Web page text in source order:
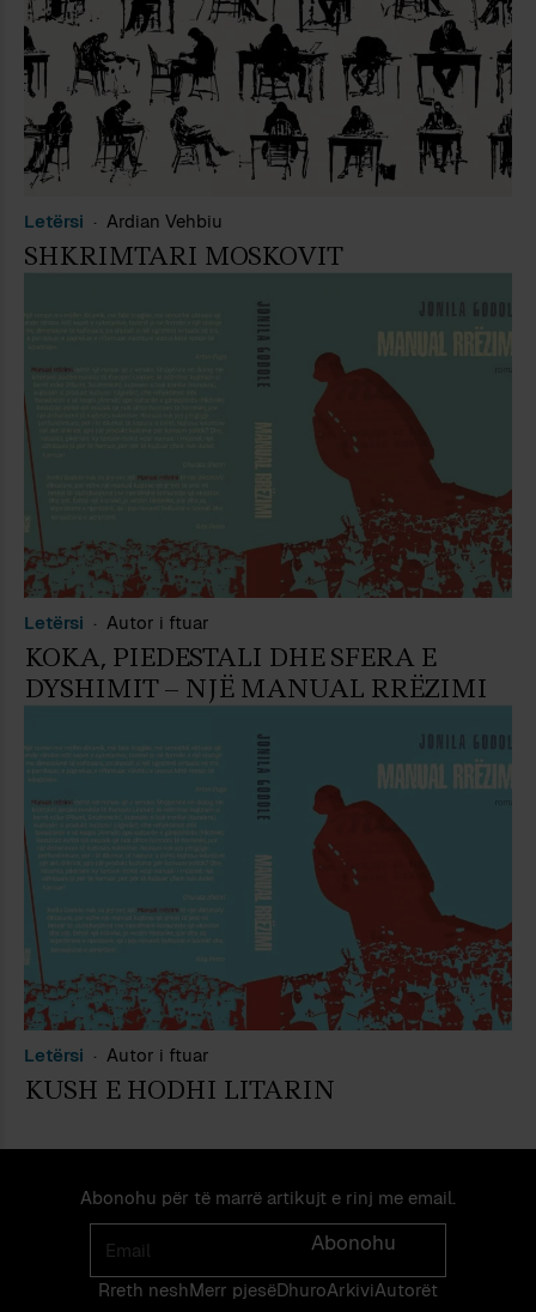
Letërsi Ardian Vehbiu
SHKRIMTARI MOSKOVIT
Letërsi Autor i ftuar
KOKA, PIEDESTALI DHE SFERA E
DYSHIMIT – NJË MANUAL RRËZIMI
Letërsi Autor i ftuar
KUSH E HODHI LITARIN
Abonohu për të marrë artikujt e rinj me email.
Email
Abonohu
Rreth neshMerr pjes​​ë​DhuroArkiviAutorët